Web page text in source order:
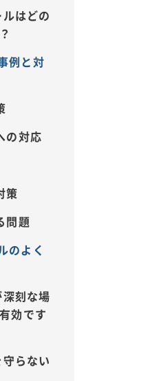
はどの
例と対
の対応
策
問題
のよく
刻な場
効です
らない